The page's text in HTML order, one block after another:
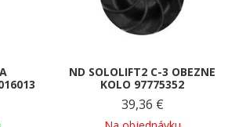
ND SOLOLIFT2 C-3 OBEZNE
KOLO 97775352
39,36 €